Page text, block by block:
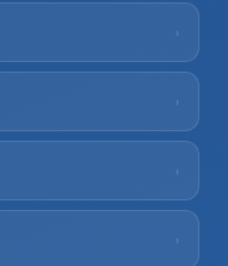
›
›
›
›